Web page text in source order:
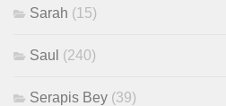
Sarah (15)
Saul (240)
Serapis Bey (39)